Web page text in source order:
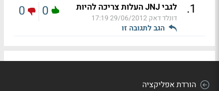
1
. לגבי JNJ העלות צריכה להיות
דונלד דאק29/06/2012 17:19
הגב לתגובה זו
0
0
הורדת אפליקציה